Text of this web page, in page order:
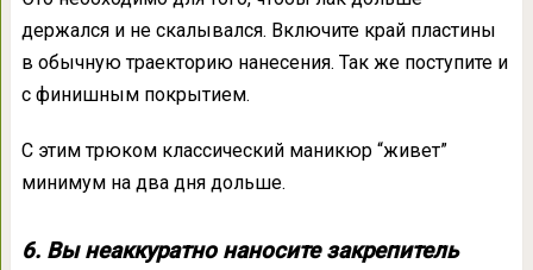
держался и не скалывался. Включите край пластины
в обычную траекторию нанесения. Так же поступите и
с финишным покрытием.
С этим трюком классический маникюр “живет”
минимум на два дня дольше.
6. Вы неаккуратно наносите закрепитель